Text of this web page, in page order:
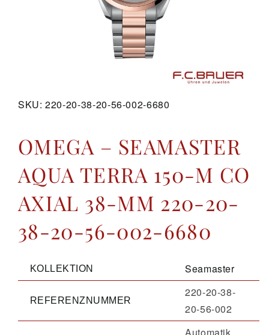
GALERIE
SKU:220-20-38-20-56-002-6680
OMEGA – SEAMASTER
AQUA TERRA 150-M CO
AXIAL 38-MM 220-20-
38-20-56-002-6680
KOLLEKTION Seamaster
REFERENZNUMMER
220-20-38-
20-56-002